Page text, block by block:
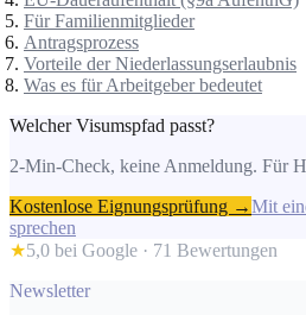
Für Familienmitglieder
Antragsprozess
Vorteile der Niederlassungserlaubnis
Was es für Arbeitgeber bedeutet
Welcher Visumspfad passt?
2-Min-Check, keine Anmeldung. Für
Kostenlose Eignungsprüfung →Mit
sprechen
★5,0 bei Google · 71 Bewertungen
Newsletter